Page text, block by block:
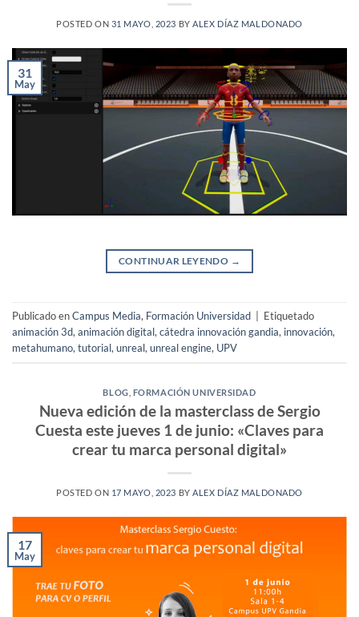
POSTED ON 31 MAYO, 2023 BYALEX DÍAZ MALDONADO
31
May
CONTINUAR LEYENDO →
Publicado enCampus Media, Formación Universidad
Etiquetado
animación 3d,animación digital,cátedra innovación gandia, innovación,
metahumano,tutorial,unreal,unreal engine, UPV
BLOG FORMACIÓN UNIVERSIDAD
Nueva edición de la masterclass de Sergio
Cuesta este jueves 1 de junio: «Claves para
crear tu marca personal digital»
POSTED ON 17 MAYO, 2023 BY ALEX DÍAZ MALDONADO
17
May